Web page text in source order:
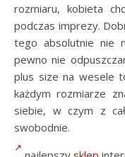
rozmiaru, kobieta
podczas imprezy.
tego absolutnie nie
pewno nie
plus size na wesele
każdym rozmiarze
siebie, w czym z
swobodnie.